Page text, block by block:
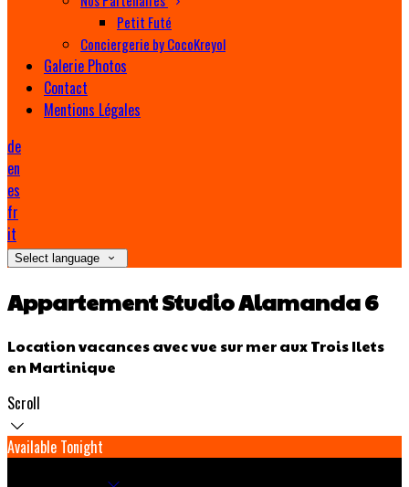
Petit Futé
Conciergerie by CocoKreyol
Galerie Photos
Contact
Mentions Légales
de
en
es
fr
it
Select language
Appartement Studio Alamanda 6
Location vacances avec vue sur mer aux Trois Ilets
en Martinique
Scroll
Available Tonight